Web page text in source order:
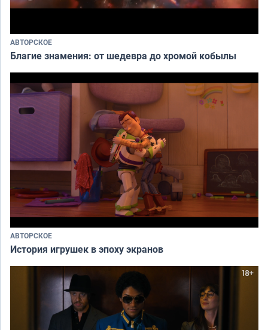
АВТОРСКОЕ
Благие знамения: от шедевра до хромой кобылы
АВТОРСКОЕ
История игрушек в эпоху экранов